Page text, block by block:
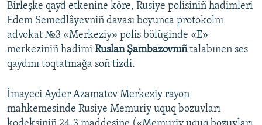
Birleşke qayd etkenine köre, Rusiye polisiniñ hadimleri
Edem Semedlâyevniñ davası boyunca protokolnı
advokat №3 «Merkeziy» polis bölüginde «E»
merkeziniñ hadimi Ruslan Şambazovnıñtalabınen ses
qaydını toqtatmağa soñ tizdi.
İmayeci Ayder Azamatov Merkeziy rayon
mahkemesinde Rusiye Memuriy uquq bozuvları